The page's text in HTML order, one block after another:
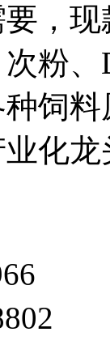
，
粉
饲
化